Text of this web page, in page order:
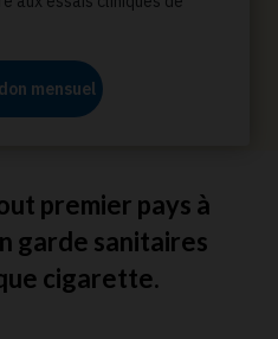
premier pays à
garde sanitaires
cigarette.